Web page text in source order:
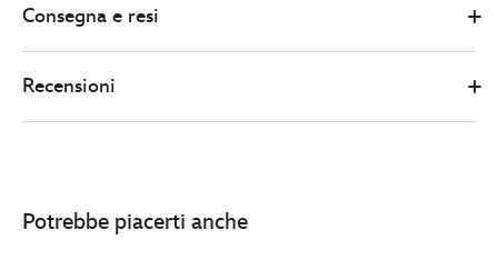
fermalibri-
toy-
story-
http://schema.org/InStock
Consegna e resi
Recensioni
Potrebbe piacerti anche